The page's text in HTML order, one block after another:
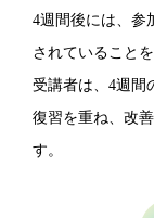
4週間後には、参
されていること
受講者は、4週間
復習を重ね、改
す。